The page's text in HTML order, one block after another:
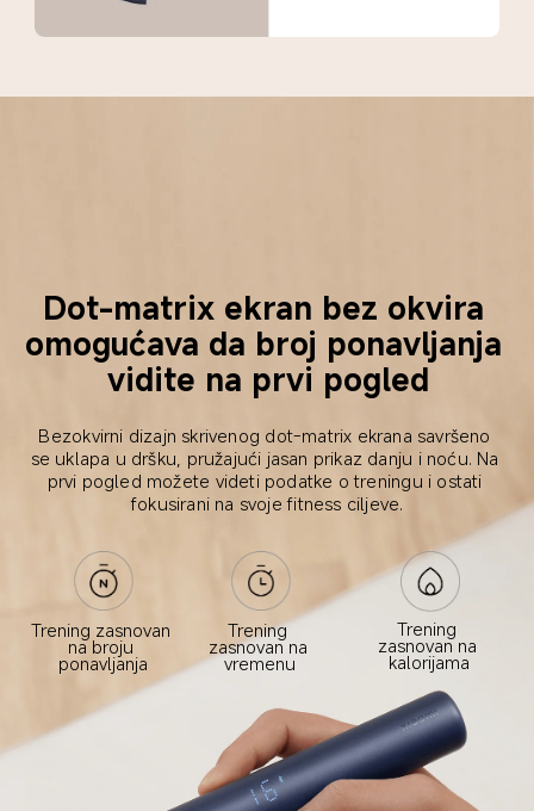
Dot-matrix ekran bez okvira
omogućava da broj ponavljanja
vidite na prvi pogled
Bezokvirni dizajn skrivenog dot-matrix ekrana savršeno
se uklapa u dršku, pružajući jasan prikaz danju i noću. Na
prvi pogled možete videti podatke o treningu i ostati
fokusirani na svoje fitness ciljeve.
Trening zasnovan
na broju
ponavljanja
Trening
zasnovan na
vremenu
Trening
zasnovan na
kalorijama